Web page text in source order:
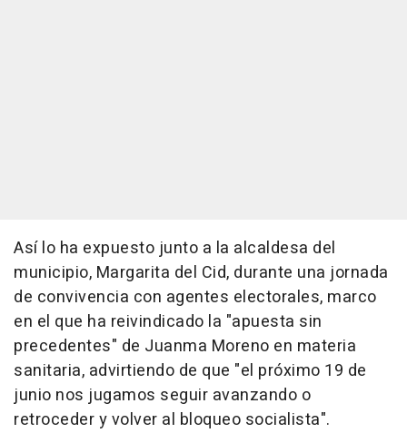
Así lo ha expuesto junto a la alcaldesa del
municipio, Margarita del Cid, durante una jornada
de convivencia con agentes electorales, marco
en el que ha reivindicado la "apuesta sin
precedentes" de Juanma Moreno en materia
sanitaria, advirtiendo de que "el próximo 19 de
junio nos jugamos seguir avanzando o
retroceder y volver al bloqueo socialista".